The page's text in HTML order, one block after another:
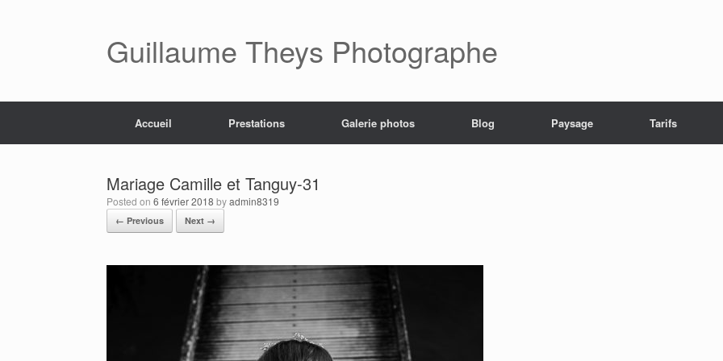
Guillaume Theys Photographe
Accueil Prestations Galerie photos Blog Paysage Tarifs
Mariage Camille et Tanguy-31
Posted on 6 février 2018 byadmin8319
← Previous Next →